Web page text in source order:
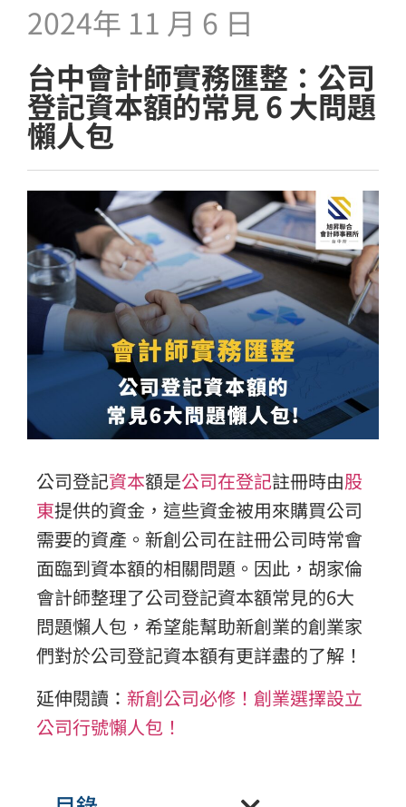
2024年 11 月 6 日
台中會計師實務匯整：公司
登記資本額的常見 6 大問題
懶人包
公司登記資本額是公司在登記註冊時由股
東提供的資金，這些資金被用來購買公司
需要的資產。新創公司在註冊公司時常會
面臨到資本額的相關問題。因此，胡家倫
會計師整理了公司登記資本額常見的6大
問題懶人包，希望能幫助新創業的創業家
們對於公司登記資本額有更詳盡的了解！
延伸閱讀： 新創公司必修！創業選擇設立
公司行號懶人包！